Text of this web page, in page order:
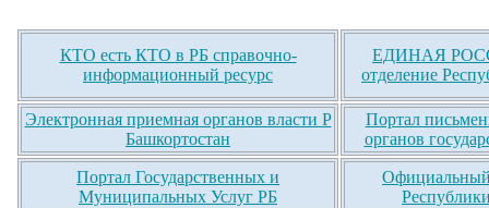
КТО есть КТО в РБ справочно-
информационный ресурс
ЕДИНАЯ
отделение
Электронная приемная органов власти Р
Башкортостан
Портал
органов
Портал Государственных и
Муниципальных Услуг РБ
Официальный